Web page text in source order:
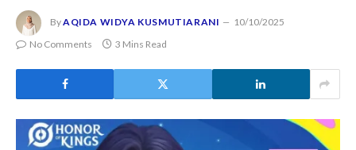
ByAQIDA WIDYA KUSMUTIARANI
10/10/2025
No Comments
3 Mins Read